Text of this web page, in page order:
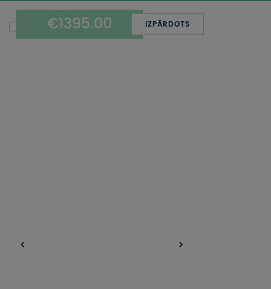
UZŅEMOŠAIS TŪRISMS
IMPRO KONKURSI
€1395.00 IZPĀRDOTS